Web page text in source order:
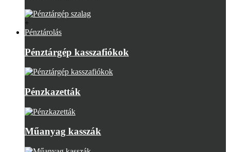
+
Pénztárolás
Pénztárgép kasszafiókok
Pénzkazetták
Műanyag kasszák